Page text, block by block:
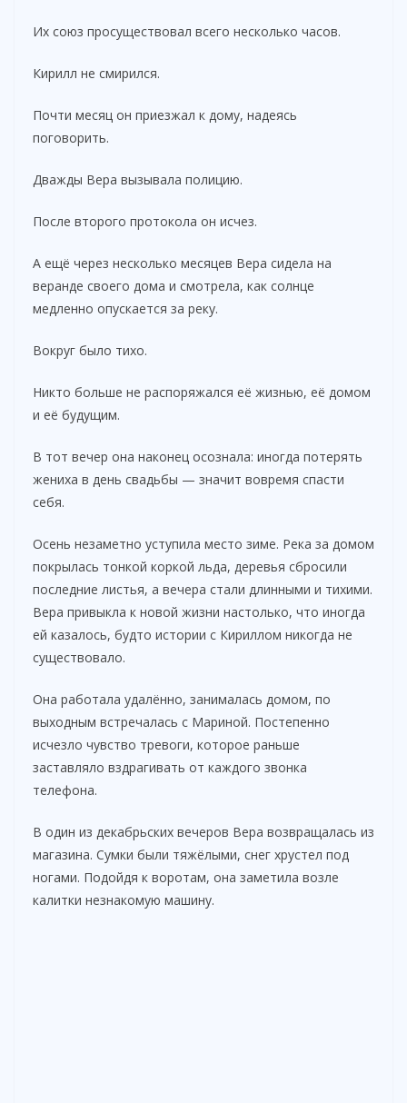
Их союз просуществовал всего несколько часов.
Кирилл не смирился.
Почти месяц он приезжал к дому, надеясь
поговорить.
Дважды Вера вызывала полицию.
После второго протокола он исчез.
А ещё через несколько месяцев Вера сидела на
веранде своего дома и смотрела, как солнце
медленно опускается за реку.
Вокруг было тихо.
Никто больше не распоряжался её жизнью, её домом
и её будущим.
В тот вечер она наконец осознала: иногда потерять
жениха в день свадьбы — значит вовремя спасти
себя.
Осень незаметно уступила место зиме. Река за домом
покрылась тонкой коркой льда, деревья сбросили
последние листья, а вечера стали длинными и тихими.
Вера привыкла к новой жизни настолько, что иногда
ей казалось, будто истории с Кириллом никогда не
существовало.
Она работала удалённо, занималась домом, по
выходным встречалась с Мариной. Постепенно
исчезло чувство тревоги, которое раньше
заставляло вздрагивать от каждого звонка
телефона.
В один из декабрьских вечеров Вера возвращалась из
магазина. Сумки были тяжёлыми, снег хрустел под
ногами. Подойдя к воротам, она заметила возле
калитки незнакомую машину.